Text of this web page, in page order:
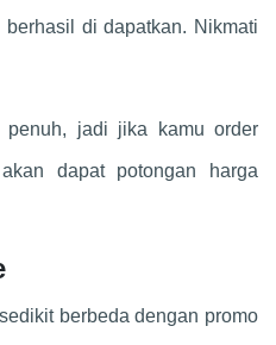
di dapatkan. Nikmati
jadi jika kamu order
dapat potongan harga
berbeda dengan promo